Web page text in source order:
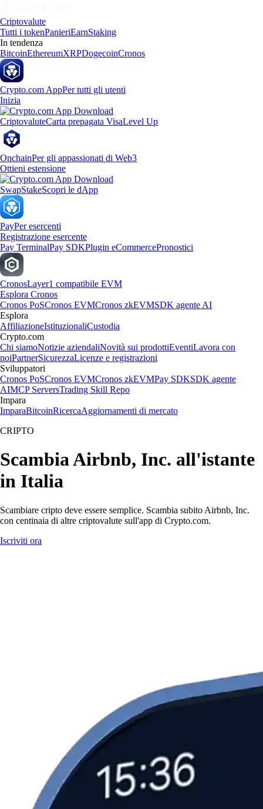
Criptovalute
Tutti i tokenPanieriEarnStaking
In tendenza
BitcoinEthereumXRPDogecoinCronos
Crypto.com AppPer tutti gli utenti
Inizia
CriptovaluteCarta prepagata VisaLevel Up
OnchainPer gli appassionati di Web3
Ottieni estensione
SwapStakeScopri le dApp
PayPer esercenti
Registrazione esercente
Pay TerminalPay SDKPlugin eCommercePronostici
CronosLayer1 compatibile EVM
Esplora Cronos
Cronos PoSCronos EVMCronos zkEVMSDK agente AI
Esplora
AffiliazioneIstituzionaliCustodia
Crypto.com
Chi siamoNotizie aziendaliNovità sui prodottiEventiLavora con
noiPartnerSicurezzaLicenze e registrazioni
Sviluppatori
Cronos PoSCronos EVMCronos zkEVMPay SDKSDK agente
AIMCP ServersTrading Skill Repo
Impara
ImparaBitcoinRicercaAggiornamenti di mercato
CRIPTO
Scambia Airbnb, Inc. all'istante
in Italia
Scambiare cripto deve essere semplice. Scambia subito Airbnb, Inc.
con centinaia di altre criptovalute sull'app di Crypto.com.
Iscriviti ora